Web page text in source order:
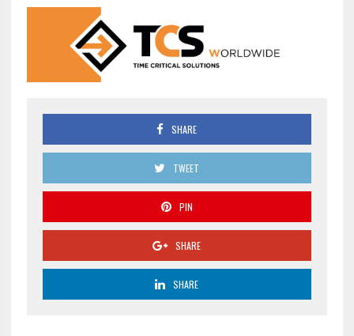
SHARE
TWEET
PIN
SHARE
SHARE